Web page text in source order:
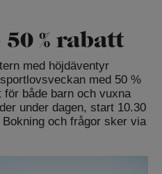
% rabatt
med höjdäventyr
med 50 %
både barn och vuxna
under dagen, start 10.30
och frågor sker via